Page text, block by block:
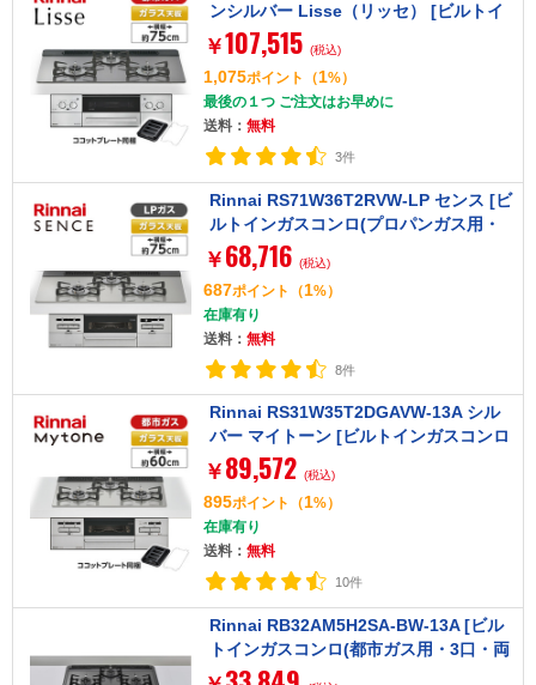
ンシルバー Lisse（リッセ） [ビルトイ
ンガスコンロ （都市ガス用・3口・左右
強火力タイプ・幅75cm）]
￥107,515 (税込)
1,075ポイント （1%）
最後の１つ ご注文はお早めに
送料： 無料
3件
Rinnai RS71W36T2RVW-LP センス [ビ
ルトインガスコンロ(プロパンガス用・
両側強火タイプ・3口・75cm)]
￥ 68,716 (税込)
687ポイント （1%）
在庫有り
送料： 無料
8件
Rinnai RS31W35T2DGAVW-13A シル
バー マイトーン [ビルトインガスコンロ
(都市ガス用・3口・左右強火力タイプ・
幅60cm)]
￥ 89,572 (税込)
895ポイント （1%）
在庫有り
送料： 無料
10件
Rinnai RB32AM5H2SA-BW-13A [ビル
トインガスコンロ(都市ガス用・3口・両
側強火タイプ・幅60cm)]